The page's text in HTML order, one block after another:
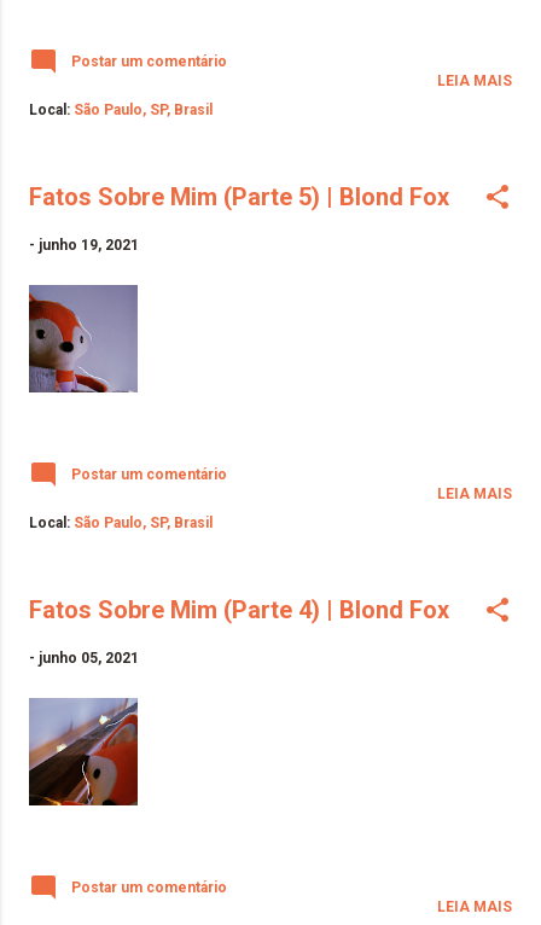
Postar um comentário
Local: São Paulo, SP, Brasil
LEIA MAIS
Fatos Sobre Mim (Parte 5) | Blond Fox
- junho 19, 2021
Postar um comentário
Local: São Paulo, SP, Brasil
LEIA MAIS
Fatos Sobre Mim (Parte 4) | Blond Fox
- junho 05, 2021
Postar um comentário
LEIA MAIS